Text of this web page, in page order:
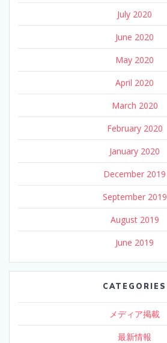
July 2020
June 2020
May 2020
April 2020
March 2020
February 2020
January 2020
December 2019
September 2019
August 2019
June 2019
CATEGORIES
メディア掲載
最新情報